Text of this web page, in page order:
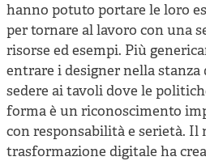
hanno potuto portare le loro
per tornare al lavoro con una
risorse ed esempi. Più
entrare i designer nella
sedere ai tavoli dove le
forma è un riconoscimento
con responsabilità e serietà. Il
trasformazione digitale ha